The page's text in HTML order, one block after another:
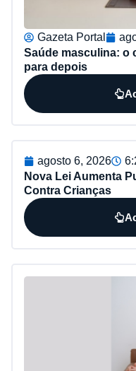
Gazeta Portal
Saúde masculina: o
para depois
agosto 6, 2026
Nova Lei Aumenta
Contra Crianças